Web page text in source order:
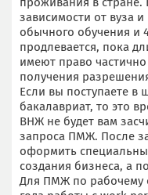
зависимости от вуза
обычного обучения и
продлевается, пока
имеют право
получения
Если вы поступаете в
бакалавриат, то это
ВНЖ не будет вам
запроса ПМЖ. После
оформить
создания бизнеса, а
Для ПМЖ по рабочему